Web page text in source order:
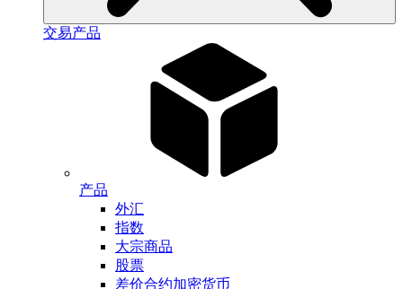
交易产品
产品
外汇
指数
大宗商品
股票
差价合约加密货币